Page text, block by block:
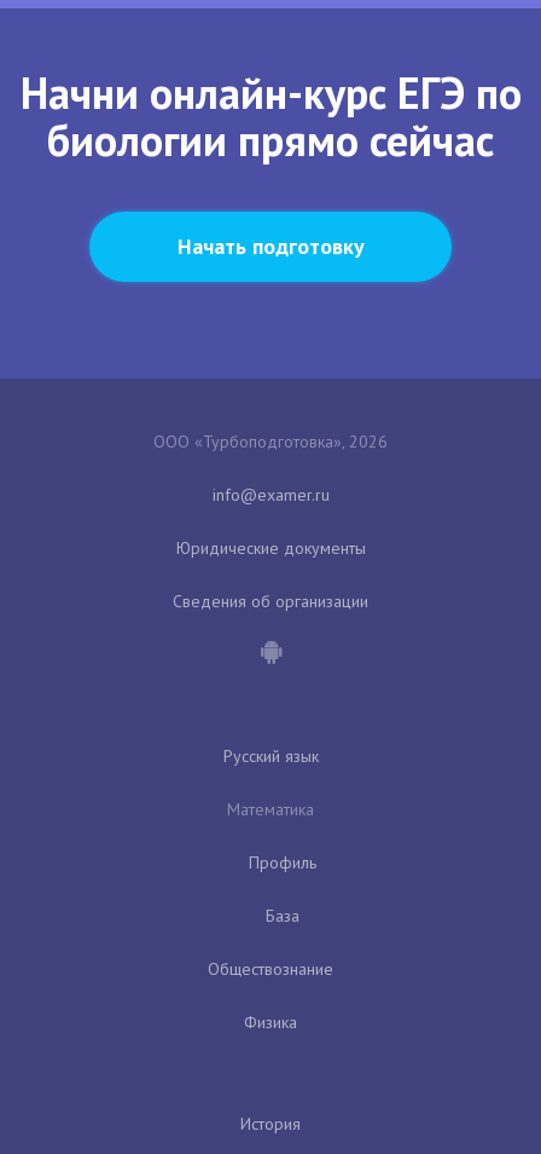
Начни онлайн-курс ЕГЭ по
биологии прямо сейчас
Начать подготовку
ООО «Турбоподготовка», 2026
Юридические документы
Сведения об организации
Русский язык
Математика
Профиль
База
Обществознание
Физика
История